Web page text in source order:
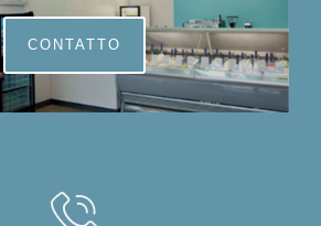
CONTATTO